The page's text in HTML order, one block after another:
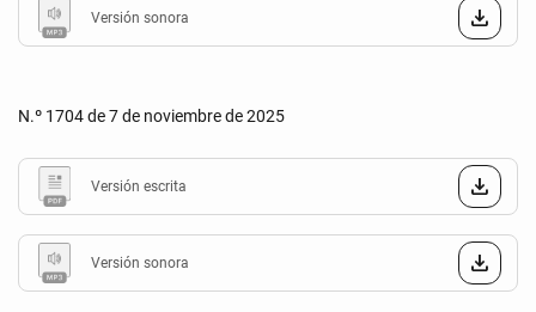
Versión sonora
N.º 1704 de 7 de noviembre de 2025
Versión escrita
Versión sonora